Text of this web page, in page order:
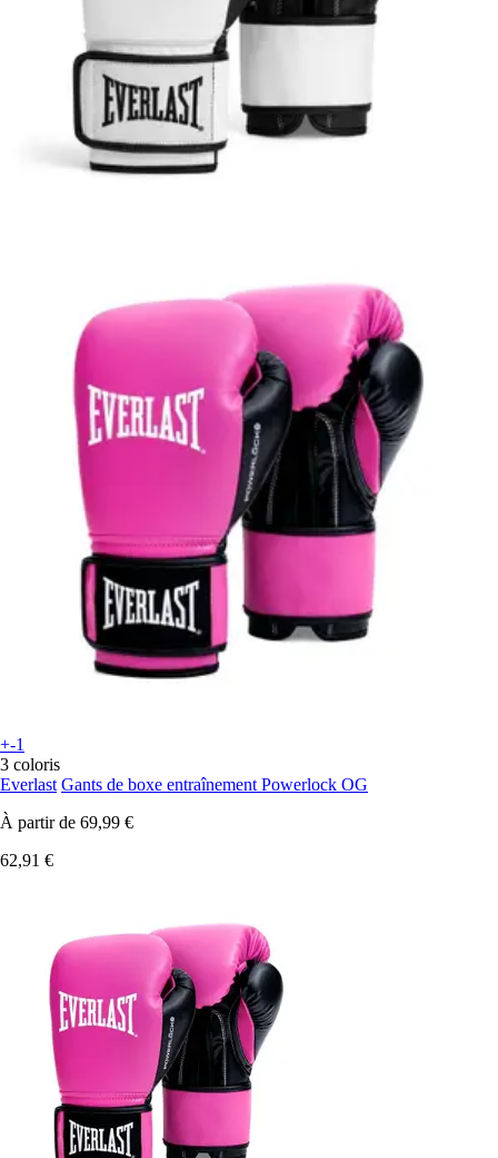
+-1
3 coloris
Everlast Gants de boxe entraînement Powerlock OG
À partir de 69,99 €
62,91 €